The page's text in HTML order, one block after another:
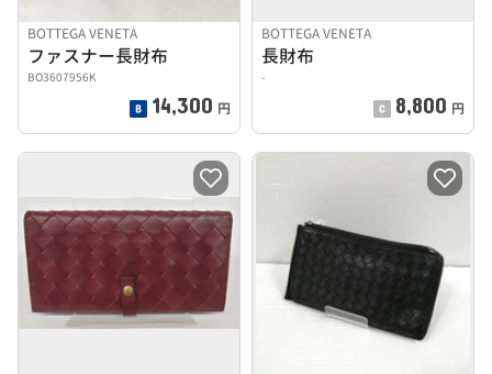
BOTTEGA VENETA
ファスナー長財布
BO3607956K
14,300 円
BOTTEGA VENETA
長財布
-
8,800 円